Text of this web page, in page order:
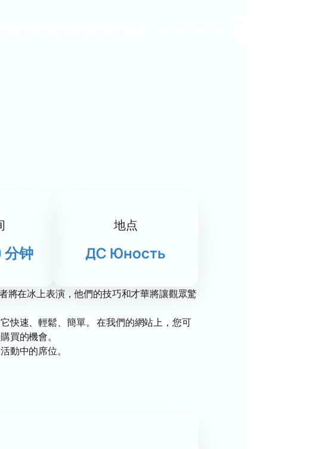
分钟
地点
ДС Юность
將在冰上表演，他們的技巧和才華將讓觀眾驚
快速、輕鬆、簡單。 在我們的網站上，您可
買的機會。
動中的席位。